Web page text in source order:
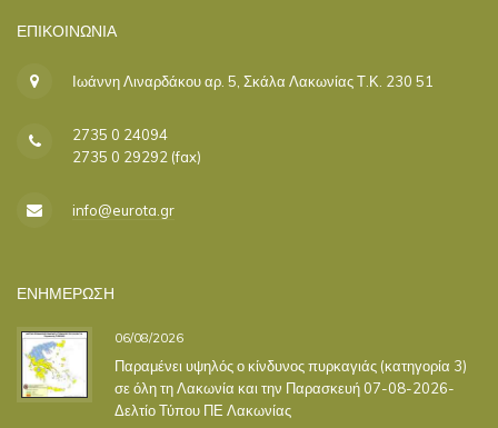
ΕΠΙΚΟΙΝΩΝΊΑ
Ιωάννη Λιναρδάκου αρ. 5, Σκάλα Λακωνίας Τ.Κ. 230 51
2735 0 24094
2735 0 29292 (fax)
info@eurota.gr
ΕΝΗΜΕΡΩΣΗ
06/08/2026
Παραμένει υψηλός ο κίνδυνος πυρκαγιάς (κατηγορία 3)
σε όλη τη Λακωνία και την Παρασκευή 07-08-2026-
Δελτίο Τύπου ΠΕ Λακωνίας